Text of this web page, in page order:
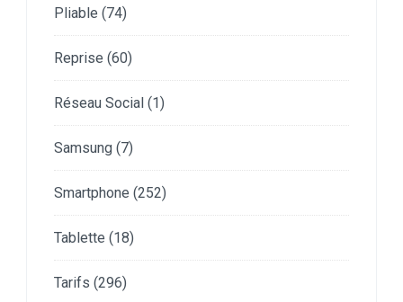
Pliable (74)
Reprise (60)
Réseau Social (1)
Samsung (7)
Smartphone (252)
Tablette (18)
Tarifs (296)